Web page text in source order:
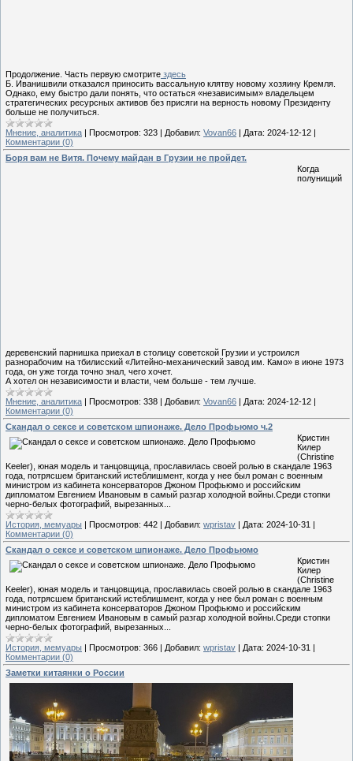
Продолжение. Часть первую смотрите здесь
Б. Иванишвили отказался приносить вассальную клятву новому хозяину Кремля.
Однако, ему быстро дали понять, что остаться «независимым» владельцем
стратегических ресурсных активов без присяги на верность новому Президенту
больше не получиться.
Мнение, аналитика | Просмотров: 323 | Добавил: Vovan66 | Дата: 2024-12-12 |
Комментарии (0)
Боря вам не Витя. Почему майдан в Грузии не пройдет.
Когда
полунищий
деревенский парнишка приехал в столицу советской Грузии и устроился
разнорабочим на тбилисский «Литейно-механический завод им. Камо» в июне 1973
года, он уже тогда точно знал, чего хочет.
А хотел он независимости и власти, чем больше - тем лучше.
Мнение, аналитика | Просмотров: 338 | Добавил: Vovan66 | Дата: 2024-12-12 |
Комментарии (0)
Скандал о сексе и советском шпионаже. Дело Профьюмо ч.2
Кристин
Килер
(Christine
Keeler), юная модель и танцовщица, прославилась своей ролью в скандале 1963
года, потрясшем британский истеблишмент, когда у нее был роман с военным
министром из кабинета консерваторов Джоном Профьюмо и российским
дипломатом Евгением Ивановым в самый разгар холодной войны.Среди стопки
черно-белых фотографий, вырезанных...
История, мемуары | Просмотров: 442 | Добавил: wpristav | Дата: 2024-10-31 |
Комментарии (0)
Скандал о сексе и советском шпионаже. Дело Профьюмо
Кристин
Килер
(Christine
Keeler), юная модель и танцовщица, прославилась своей ролью в скандале 1963
года, потрясшем британский истеблишмент, когда у нее был роман с военным
министром из кабинета консерваторов Джоном Профьюмо и российским
дипломатом Евгением Ивановым в самый разгар холодной войны.Среди стопки
черно-белых фотографий, вырезанных...
История, мемуары | Просмотров: 366 | Добавил: wpristav | Дата: 2024-10-31 |
Комментарии (0)
Заметки китаянки о России